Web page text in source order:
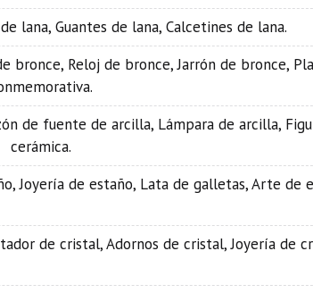
lana, Guantes de lana, Calcetines de lana.
bronce, Reloj de bronce, Jarrón de bronce,
de fuente de arcilla, Lámpara de arcilla,
cerámica.
Joyería de estaño, Lata de galletas, Arte de
de cristal, Adornos de cristal, Joyería de